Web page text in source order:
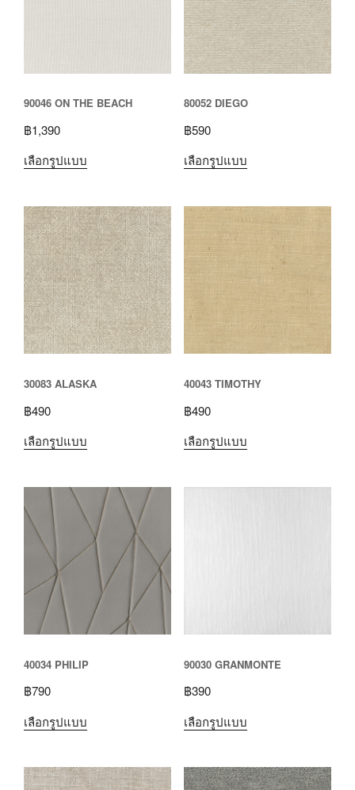
90046 ON THE BEACH
฿1,390
เลือกรูปแบบ
80052 DIEGO
฿590
เลือกรูปแบบ
30083 ALASKA
฿490
เลือกรูปแบบ
40043 TIMOTHY
฿490
เลือกรูปแบบ
40034 PHILIP
฿790
เลือกรูปแบบ
90030 GRANMONTE
฿390
เลือกรูปแบบ